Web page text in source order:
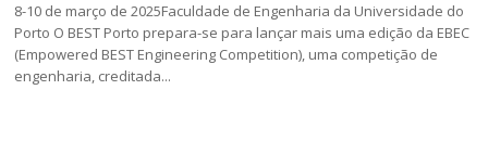
8-10 de março de 2025Faculdade de Engenharia da Universidade do
Porto O BEST Porto prepara-se para lançar mais uma edição da EBEC
(Empowered BEST Engineering Competition), uma competição de
engenharia, creditada...